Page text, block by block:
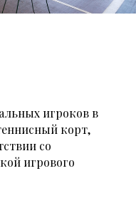
игроков в
корт,
со
игрового